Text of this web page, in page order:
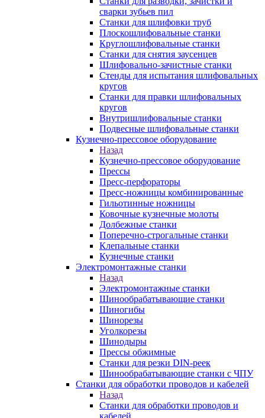
сварки зубьев пил
Станки для шлифовки труб
Плоскошлифовальные станки
Круглошлифовальные станки
Станки для снятия заусенцев
Шлифовально-зачистные станки
Стенды для испытания шлифовальных
кругов
Станки для правки шлифовальных
кругов
Внутришлифовальные станки
Подвесные шлифовальные станки
Кузнечно-прессовое оборудование
Назад
Кузнечно-прессовое оборудование
Прессы
Пресс-перфораторы
Пресс-ножницы комбинированные
Гильотинные ножницы
Ковочные кузнечные молоты
Долбежные станки
Поперечно-строгальные станки
Клепальные станки
Кузнечные станки
Электромонтажные станки
Назад
Электромонтажные станки
Шинообрабатывающие станки
Шиногибы
Шинорезы
Уголкорезы
Шинодыры
Прессы обжимные
Станки для резки DIN-реек
Шинообрабатывающие станки с ЧПУ
Станки для обработки проводов и кабелей
Назад
Станки для обработки проводов и
кабелей